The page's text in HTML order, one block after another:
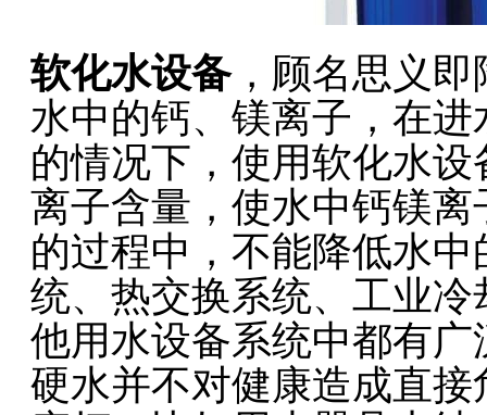
软化水设备，顾名思义即
水中的钙、镁离子，在
的情况下，使用软化水
离子含量，使水中钙镁
的过程中，不能降低水
统、热交换系统、工业
他用水设备系统中都有广
硬水并不对健康造成直